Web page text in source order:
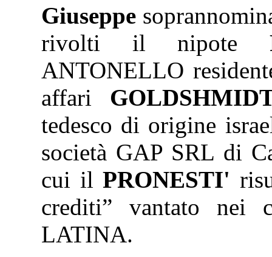
Giuseppe
rivolti il nipote
ANTONELLO
affari
tedesco di origine
società GAP SRL di
cui ilPRONESTI'
crediti” vantato nei
LATINA.